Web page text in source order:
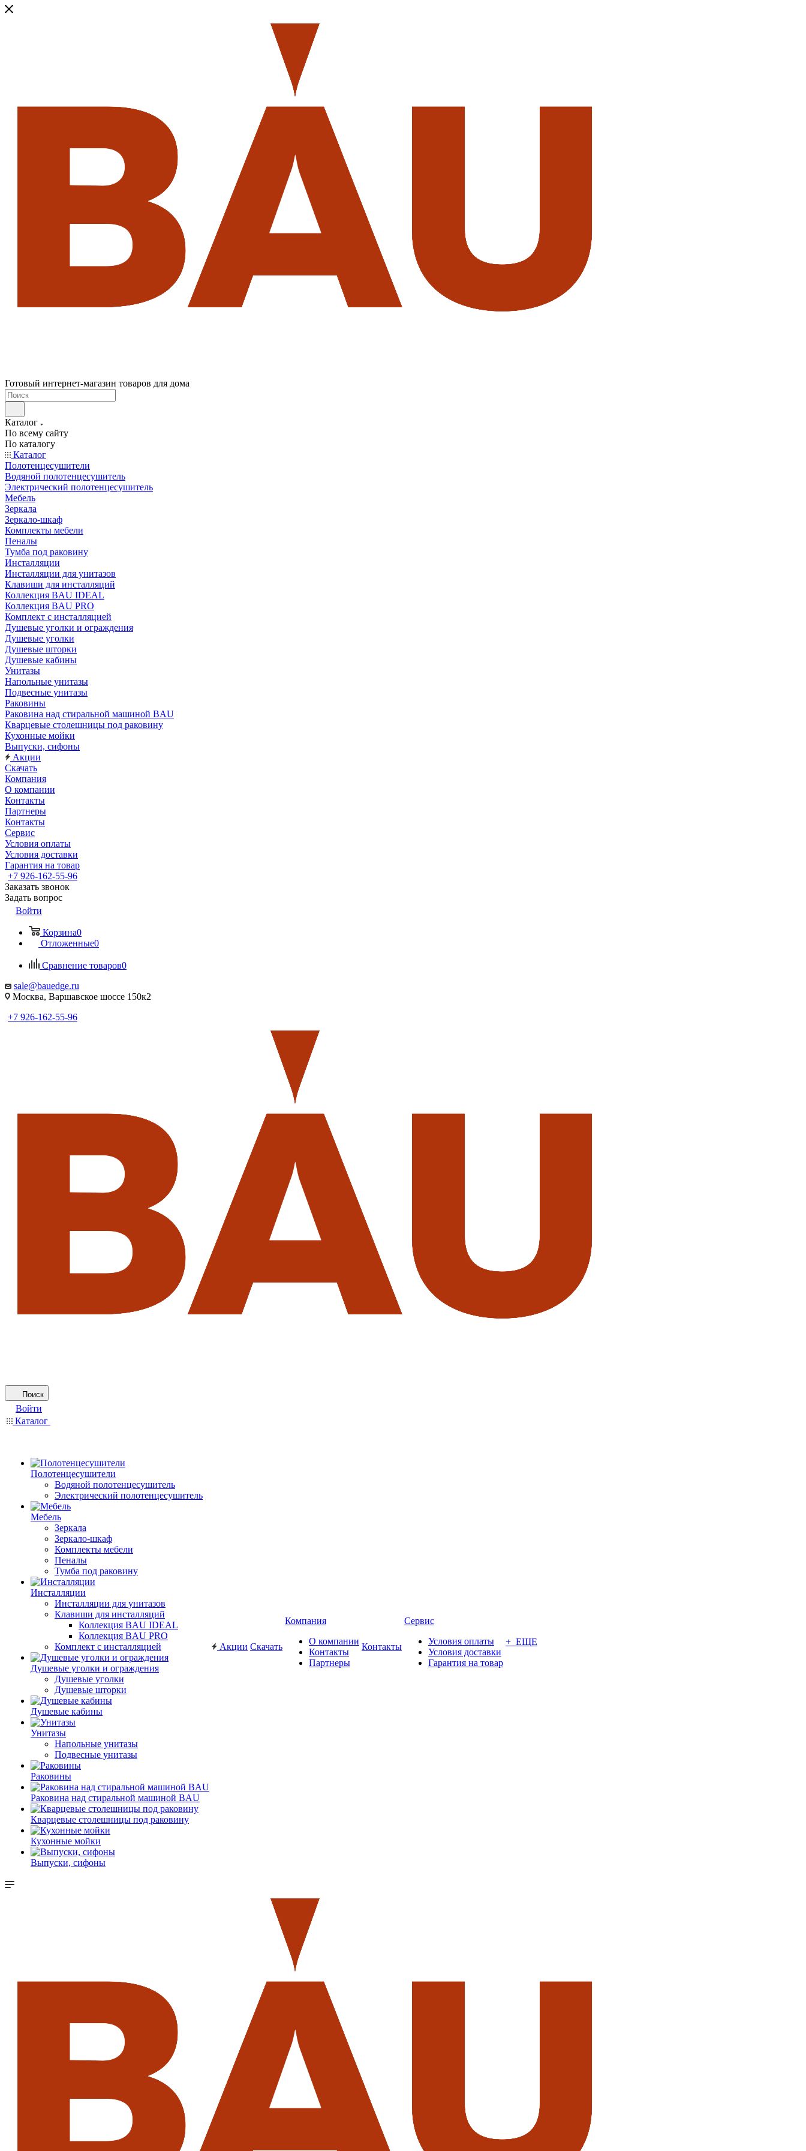
Готовый интернет-магазин товаров для дома
Каталог
По всему сайту
По каталогу
Каталог
Полотенцесушители
Водяной полотенцесушитель
Электрический полотенцесушитель
Мебель
Зеркала
Зеркало-шкаф
Комплекты мебели
Пеналы
Тумба под раковину
Инсталляции
Инсталляции для унитазов
Клавиши для инсталляций
Коллекция BAU IDEAL
Коллекция BAU PRO
Комплект с инсталляцией
Душевые уголки и ограждения
Душевые уголки
Душевые шторки
Душевые кабины
Унитазы
Напольные унитазы
Подвесные унитазы
Раковины
Раковина над стиральной машиной BAU
Кварцевые столешницы под раковину
Кухонные мойки
Выпуски, сифоны
Акции
Скачать
Компания
О компании
Контакты
Партнеры
Контакты
Сервис
Условия оплаты
Условия доставки
Гарантия на товар
+7 926-162-55-96
Заказать звонок
Задать вопрос
Войти
Корзина0
Отложенные0
Сравнение товаров0
sale@bauedge.ru
Москва, Варшавское шоссе 150к2
+7 926-162-55-96
Поиск
Войти
Каталог
Полотенцесушители
Водяной полотенцесушитель
Электрический полотенцесушитель
Мебель
Зеркала
Зеркало-шкаф
Комплекты мебели
Пеналы
Тумба под раковину
Инсталляции
Инсталляции для унитазов
Клавиши для инсталляций
Коллекция BAU IDEAL
Коллекция BAU PRO
Комплект с инсталляцией
Душевые уголки и ограждения
Душевые уголки
Душевые шторки
Душевые кабины
Унитазы
Напольные унитазы
Подвесные унитазы
Раковины
Раковина над стиральной машиной BAU
Кварцевые столешницы под раковину
Кухонные мойки
Выпуски, сифоны
Акции Скачать
Компания
О компании
Контакты
Партнеры
Контакты
Сервис
Условия оплаты
Условия доставки
Гарантия на товар
+ ЕЩЕ